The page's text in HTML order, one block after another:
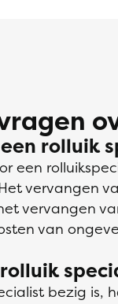
rolluik
een
vervangen
vervangen
van
bezig